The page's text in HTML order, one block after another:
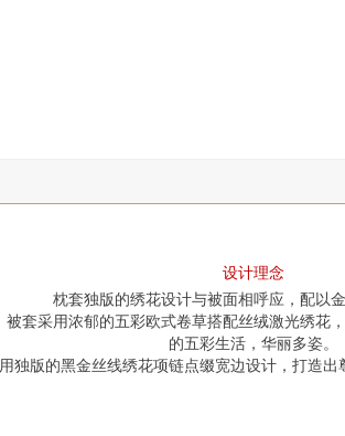
设计理念
枕套独版的绣花设计与被面相呼应，配以金
套采用浓郁的五彩欧式卷草搭配丝绒激光绣花
的五彩生活，华丽多姿。
独版的黑金丝线绣花项链点缀宽边设计，打造出